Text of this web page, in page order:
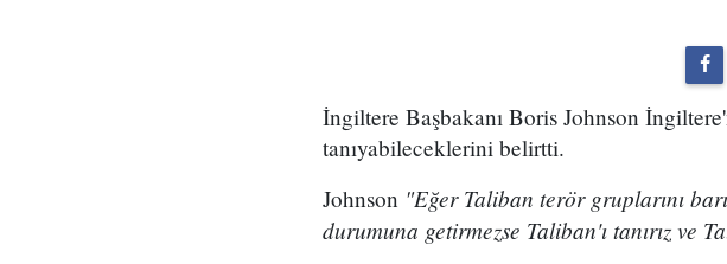
İngiltere Başbakanı Boris Johnson
tanıyabileceklerini belirtti.
Johnson "Eğer Taliban terör gruplarını
durumuna getirmezse Taliban'ı tanırız ve